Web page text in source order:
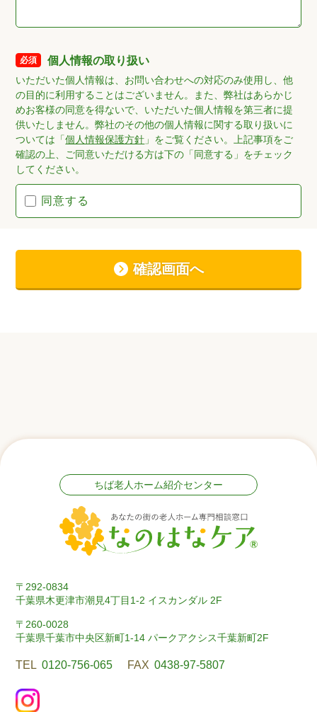
必須 個人情報の取り扱い
いただいた個人情報は、お問い合わせへの対応のみ使用し、他
の目的に利用することはございません。また、弊社はあらかじ
めお客様の同意を得ないで、いただいた個人情報を第三者に提
供いたしません。弊社のその他の個人情報に関する取り扱いに
ついては「個人情報保護方針 」をご覧ください。上記事項をご
確認の上、ご同意いただける方は下の「同意する」をチェック
してください。
同意する
確認画面へ
ちば老人ホーム紹介センター
〒292-0834
千葉県木更津市潮見4丁目1-2 イスカンダル 2F
〒260-0028
千葉県千葉市中央区新町1-14 パークアクシス千葉新町2F
TEL 0120-756-065 FAX 0438-97-5807